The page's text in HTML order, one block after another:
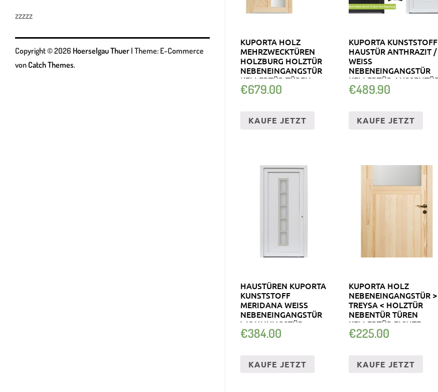
KUPORTA HOLZ
MEHRZWECKTÜREN
HOLZBURG HOLZTÜR
NEBENEINGANGSTÜR
KELLERTÜR TÜREN
€679.00
KAUFE JETZT
KUPORTA KUNSTSTOFF
HAUSTÜR ANTHRAZIT /
WEISS N
EBENEINGANGSTÜR K
ELLERTÜR AUSSENTÜR
€489.90
KAUFE JETZT
HAUSTÜREN KUPORTA
KUNSTSTOFF
MERIDANA WEISS N
EBENEINGANGSTÜR W
OHNUNGSTÜR K
ELLERTÜR
€384.00
KAUFE JETZT
KUPORTA HOLZ
NEBENEINGANGSTÜR >
TREYSA < HOLZTÜR
NEBENTÜR TÜREN
KELLERTÜR FICHTE
€225.00
KAUFE JETZT
zzzzz
Copyright © 2026 Hoerselgau Thuer | Theme: E-Commerce
von Catch Themes.